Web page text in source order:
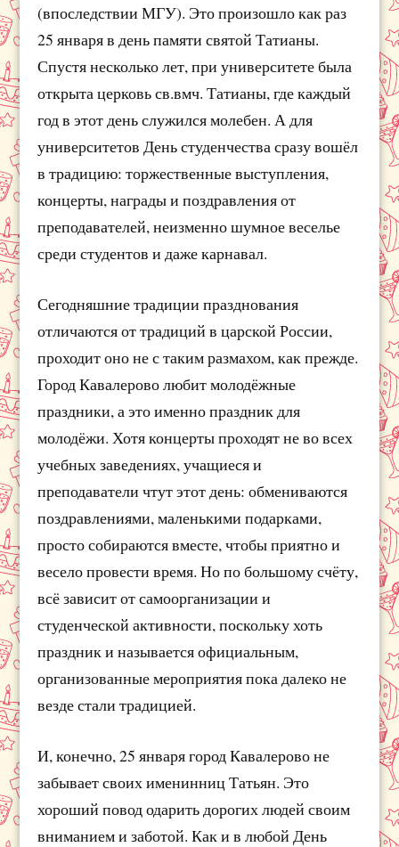
(впоследствии МГУ). Это произошло как раз
25 января в день памяти святой Татианы.
Спустя несколько лет, при университете была
открыта церковь св.вмч. Татианы, где каждый
год в этот день служился молебен. А для
университетов День студенчества сразу вошёл
в традицию: торжественные выступления,
концерты, награды и поздравления от
преподавателей, неизменно шумное веселье
среди студентов и даже карнавал.
Сегодняшние традиции празднования
отличаются от традиций в царской России,
проходит оно не с таким размахом, как прежде.
Город Кавалерово любит молодёжные
праздники, а это именно праздник для
молодёжи. Хотя концерты проходят не во всех
учебных заведениях, учащиеся и
преподаватели чтут этот день: обмениваются
поздравлениями, маленькими подарками,
просто собираются вместе, чтобы приятно и
весело провести время. Но по большому счёту,
всё зависит от самоорганизации и
студенческой активности, поскольку хоть
праздник и называется официальным,
организованные мероприятия пока далеко не
везде стали традицией.
И, конечно, 25 января город Кавалерово не
забывает своих именинниц Татьян. Это
хороший повод одарить дорогих людей своим
вниманием и заботой. Как и в любой День